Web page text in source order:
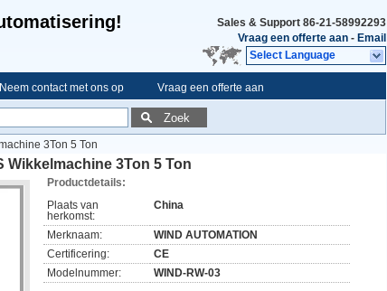
Sales & Support 86-21-58992293
Vraag een offerte aan - Email
Select Language
Neem contact met ons op Vraag een offerte aan
Zoek
3Ton 5 Ton
3Ton 5 Ton
Productdetails:
Plaats van
herkomst:
China
Merknaam:
WIND AUTOMATION
Certificering:
CE
Modelnummer:
WIND-RW-03